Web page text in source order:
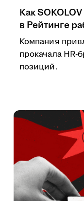
Как
в Рейтинге
Компания
прокачала HR-
позиций.